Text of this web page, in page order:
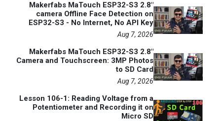
Makerfabs MaTouch ESP32-S3 2.8"
camera Offline Face Detection on
ESP32-S3 - No Internet, No API Key
Aug 7, 2026
Makerfabs MaTouch ESP32-S3 2.8"
Camera and Touchscreen: 3MP Photos
to SD Card
Aug 7, 2026
Lesson 106-1: Reading Voltage from a
Potentiometer and Recording it on
Micro SD